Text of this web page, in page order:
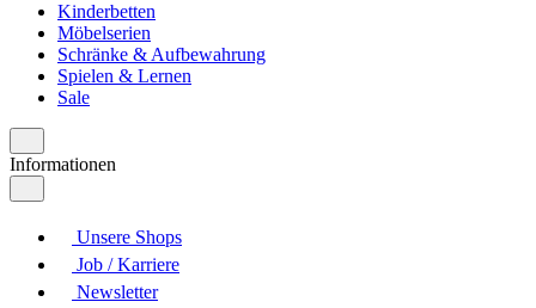
Kinderbetten
Möbelserien
Schränke & Aufbewahrung
Spielen & Lernen
Sale
Informationen
Unsere Shops
Job / Karriere
Newsletter